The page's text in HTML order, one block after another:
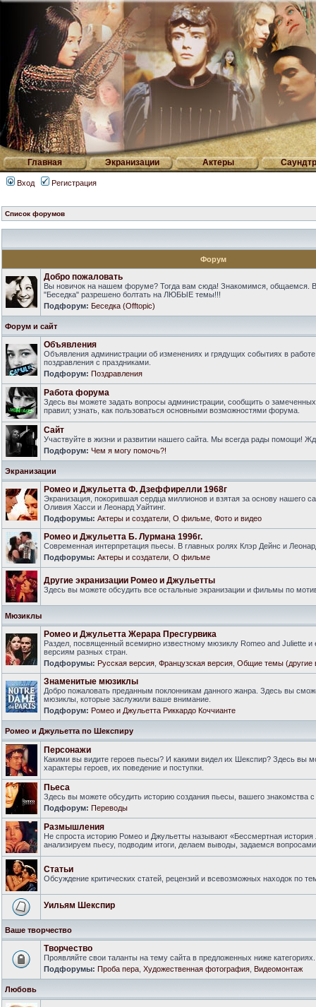
Главная Экранизации Актеры
Вход Регистрация
Список форумов
Форум
Добро пожаловать
Вы новичок на нашем форуме? Тогда вам сюда! Знакомимся, общаемся.
"Беседка" разрешено болтать на ЛЮБЫЕ темы!!!
Подфорум: Беседка (Offtopic)
Форум и сайт
Объявления
Объявления администрации об изменениях и грядущих событиях в
поздравления с праздниками.
Подфорум: Поздравления
Работа форума
Здесь вы можете задать вопросы администрации, сообщить о
правил; узнать, как пользоваться основными возможностями форума.
Сайт
Участвуйте в жизни и развитии нашего сайта. Мы всегда рады помощи!
Подфорум: Чем я могу помочь?!
Экранизации
Ромео и Джульетта Ф. Дзеффирелли 1968г
Экранизация, покорившая сердца миллионов и взятая за основу нашего
Оливия Хасси и Леонард Уайтинг.
Подфорумы: Актеры и создатели О фильме Фото и видео
Ромео и Джульетта Б. Лурмана 1996г.
Современная интерпретация пьесы. В главных ролях Клэр Дейнс и
Подфорумы: Актеры и создатели О фильме
Другие экранизации Ромео и Джульетты
Здесь вы можете обсудить все остальные экранизации и фильмы по
Мюзиклы
Ромео и Джульетта Жерара Пресгурвика
Раздел, посвященный всемирно известному мюзиклу Romeo and Juliette и
версиям разных стран.
Подфорумы: Русская версия Французская версия Общие темы (другие
Знаменитые мюзиклы
Добро пожаловать преданным поклонникам данного жанра. Здесь вы
мюзиклы, которые заслужили ваше внимание.
Подфорум: Ромео и Джульетта Риккардо Коччианте
Ромео и Джульетта по Шекспиру
Персонажи
Какими вы видите героев пьесы? И какими видел их Шекспир? Здесь вы
характеры героев, их поведение и поступки.
Пьеса
Здесь вы можете обсудить историю создания пьесы, вашего знакомства
Подфорум: Переводы
Размышления
Не спроста историю Ромео и Джульетты называют «Бессмертная
анализируем пьесу, подводим итоги, делаем выводы, задаемся
Статьи
Обсуждение критических статей, рецензий и всевозможных находок по
Уильям Шекспир
Ваше творчество
Творчество
Проявляйте свои таланты на тему сайта в предложенных ниже категориях.
Подфорумы: Проба пера Художественная фотография Видеомонтаж
Любовь